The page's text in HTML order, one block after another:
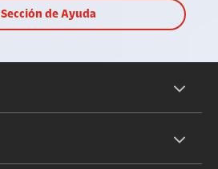
Sección de Ayuda